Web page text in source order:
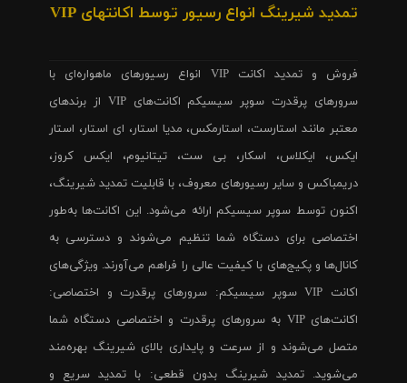
تمدید شیرینگ انواع رسیور توسط اکانتهای VIP
فروش و تمدید اکانت VIP انواع رسیورهای ماهواره‌ای با
سرورهای پرقدرت سوپر سیسیکم اکانت‌های VIP از برندهای
معتبر مانند استارست، استارمکس، مدیا استار، ای استار، استار
ایکس، ایکلاس، اسکار، بی ست، تیتانیوم، ایکس کروز،
دریمباکس و سایر رسیورهای معروف، با قابلیت تمدید شیرینگ،
اکنون توسط سوپر سیسیکم ارائه می‌شود. این اکانت‌ها به‌طور
اختصاصی برای دستگاه شما تنظیم می‌شوند و دسترسی به
کانال‌ها و پکیج‌های با کیفیت عالی را فراهم می‌آورند. ویژگی‌های
اکانت VIP سوپر سیسیکم: سرورهای پرقدرت و اختصاصی:
اکانت‌های VIP به سرورهای پرقدرت و اختصاصی دستگاه شما
متصل می‌شوند و از سرعت و پایداری بالای شیرینگ بهره‌مند
می‌شوید. تمدید شیرینگ بدون قطعی: با تمدید سریع و